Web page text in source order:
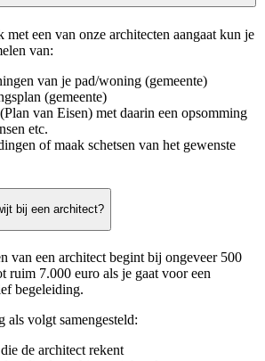
met een van onze architecten aangaat kun je
van:
van je pad/woning (gemeente)
(gemeente)
van Eisen) met daarin een opsomming
etc.
of maak schetsen van het gewenste
bij een architect?
van een architect begint bij ongeveer 500
ruim 7.000 euro als je gaat voor een
begeleiding.
volgt samengesteld:
de architect rekent